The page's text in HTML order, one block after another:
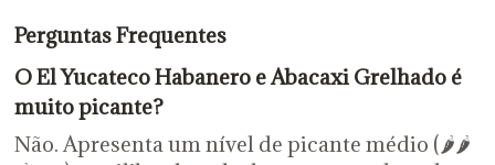
Perguntas Frequentes
O El Yucateco Habanero e Abacaxi Grelhado é
muito picante?
Não. Apresenta um nível de picante médio (🌶️🌶️